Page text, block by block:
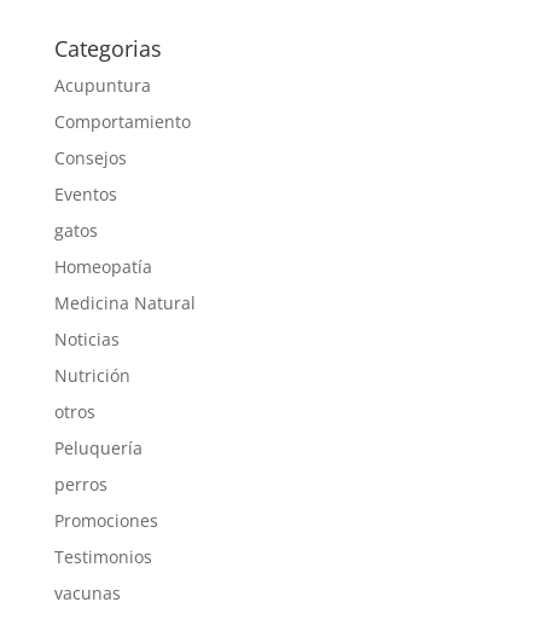
Categorias
Acupuntura
Comportamiento
Consejos
Eventos
gatos
Homeopatía
Medicina Natural
Noticias
Nutrición
otros
Peluquería
perros
Promociones
Testimonios
vacunas